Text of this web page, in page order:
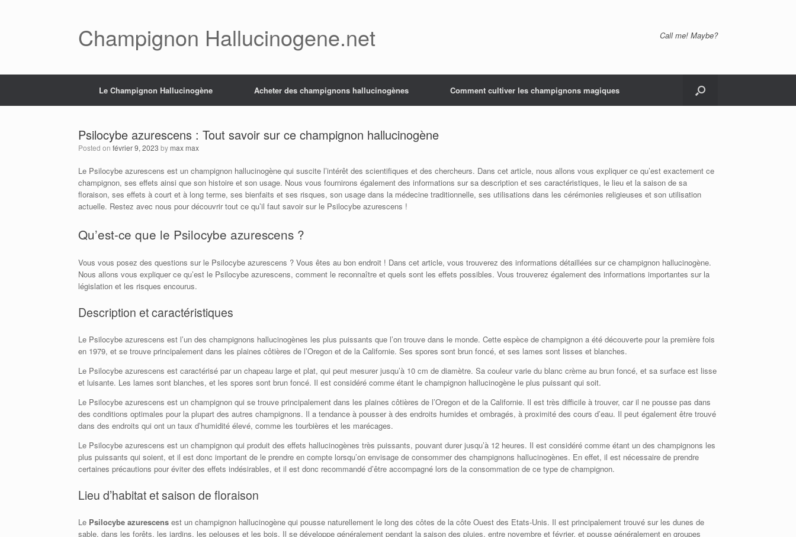
Champignon Hallucinogene.net Call me! Maybe?
Le Champignon Hallucinogène Acheter des champignons hallucinogènes Comment cultiver les champignons magiques
Psilocybe azurescens : Tout savoir sur ce champignon hallucinogène
Posted on février 9, 2023 bymax max
Le Psilocybe azurescens est un champignon hallucinogène qui suscite l’intérêt des scientifiques et des chercheurs. Dans cet article, nous allons vous expliquer ce qu’est exactement ce
champignon, ses effets ainsi que son histoire et son usage. Nous vous fournirons également des informations sur sa description et ses caractéristiques, le lieu et la saison de sa
floraison, ses effets à court et à long terme, ses bienfaits et ses risques, son usage dans la médecine traditionnelle, ses utilisations dans les cérémonies religieuses et son utilisation
actuelle. Restez avec nous pour découvrir tout ce qu’il faut savoir sur le Psilocybe azurescens !
Qu’est-ce que le Psilocybe azurescens ?
Vous vous posez des questions sur le Psilocybe azurescens ? Vous êtes au bon endroit ! Dans cet article, vous trouverez des informations détaillées sur ce champignon hallucinogène.
Nous allons vous expliquer ce qu’est le Psilocybe azurescens, comment le reconnaître et quels sont les effets possibles. Vous trouverez également des informations importantes sur la
législation et les risques encourus.
Description et caractéristiques
Le Psilocybe azurescens est l’un des champignons hallucinogènes les plus puissants que l’on trouve dans le monde. Cette espèce de champignon a été découverte pour la première fois
en 1979, et se trouve principalement dans les plaines côtières de l’Oregon et de la Californie. Ses spores sont brun foncé, et ses lames sont lisses et blanches.
Le Psilocybe azurescens est caractérisé par un chapeau large et plat, qui peut mesurer jusqu’à 10 cm de diamètre. Sa couleur varie du blanc crème au brun foncé, et sa surface est lisse
et luisante. Les lames sont blanches, et les spores sont brun foncé. Il est considéré comme étant le champignon hallucinogène le plus puissant qui soit.
Le Psilocybe azurescens est un champignon qui se trouve principalement dans les plaines côtières de l’Oregon et de la Californie. Il est très difficile à trouver, car il ne pousse pas dans
des conditions optimales pour la plupart des autres champignons. Il a tendance à pousser à des endroits humides et ombragés, à proximité des cours d’eau. Il peut également être trouvé
dans des endroits qui ont un taux d’humidité élevé, comme les tourbières et les marécages.
Le Psilocybe azurescens est un champignon qui produit des effets hallucinogènes très puissants, pouvant durer jusqu’à 12 heures. Il est considéré comme étant un des champignons les
plus puissants qui soient, et il est donc important de le prendre en compte lorsqu’on envisage de consommer des champignons hallucinogènes. En effet, il est nécessaire de prendre
certaines précautions pour éviter des effets indésirables, et il est donc recommandé d’être accompagné lors de la consommation de ce type de champignon.
Lieu d’habitat et saison de floraison
Le Psilocybe azurescens est un champignon hallucinogène qui pousse naturellement le long des côtes de la côte Ouest des Etats-Unis. Il est principalement trouvé sur les dunes de
sable, dans les forêts, les jardins, les pelouses et les bois. Il se développe généralement pendant la saison des pluies, entre novembre et février, et pousse généralement en groupes